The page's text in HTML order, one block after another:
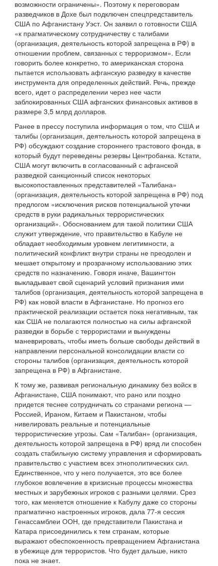
возможности ограничены». Поэтому к переговорам
разведчиков в Дохе был подключен спецпредставитель
США по Афганистану Уэст. Он заявил о готовности США
«к прагматическому сотрудничеству с талибами
(организация, деятельность которой запрещена в РФ) в
отношении проблем, связанных с терроризмом». Если
говорить более конкретно, то американская сторона
пытается использовать афганскую разведку в качестве
инструмента для определенных действий. Речь, прежде
всего, идет о распределении через нее части
заблокированных США афганских финансовых активов в
размере 3,5 млрд долларов.
Ранее в прессу поступила информация о том, что США и
талибы (организация, деятельность которой запрещена в
РФ) обсуждают создание стороннего трастового фонда, в
который будут переведены резервы Центробанка. Кстати,
США могут включить в согласованный с афганской
разведкой санкционный список некоторых
высокопоставленных представителей «Талибана»
(организация, деятельность которой запрещена в РФ) под
предлогом «исключения рисков потенциальной утечки
средств в руки радикальных террористических
организаций». Обоснованием для такой политики США
служит утверждение, что правительство в Кабуле не
обладает необходимым уровнем легитимности, а
политический конфликт внутри страны не преодолен и
мешает открытому и прозрачному использованию этих
средств по назначению. Говоря иначе, Вашингтон
выкладывает свой сценарий условий признания ими
талибов (организация, деятельность которой запрещена в
РФ) как новой власти в Афганистане. Но прогноз его
практической реализации остается пока негативным, так
как США не полагаются полностью на силы афганской
разведки в борьбе с террористами и вынуждены
маневрировать, чтобы иметь больше свободы действий в
направлении персональной консолидации власти со
стороны талибов (организация, деятельность которой
запрещена в РФ) в Афганистане.
К тому же, развивая региональную динамику без войск в
Афганистане, США понимают, что рано или поздно
придется теснее сотрудничать со странами региона —
Россией, Ираном, Китаем и Пакистаном, чтобы
нивелировать реальные и потенциальные
террористические угрозы. Сам «Талибан» (организация,
деятельность которой запрещена в РФ) вряд ли способен
создать стабильную систему управления и сформировать
правительство с участием всех этнополитических сил.
Единственное, что у него получается, это все более
глубокое вовлечение в кризисные процессы множества
местных и зарубежных игроков с разными целями. Срез
того, как меняется отношение к Кабулу даже со стороны
прагматично настроенных игроков, дала 77-я сессия
Генассамблеи ООН, где представители Пакистана и
Катара присоединились к тем странам, которые
выражают обеспокоенность превращением Афганистана
в убежище для террористов. Что будет дальше, никто
пока не знает.